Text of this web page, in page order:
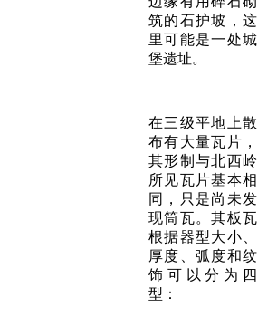
筑的石护坡，这
里可能是一处城
堡遗址。
在三级平地上散
布有大量瓦片，
其形制与北西岭
所见瓦片基本相
同，只是尚未发
现筒瓦。其板瓦
根据器型大小、
厚度、弧度和纹
饰可以分为四
型：